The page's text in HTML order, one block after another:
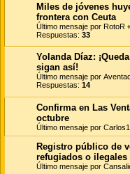
Miles de jóvenes
frontera con Ceuta
Último mensaje por RotoR
Respuestas: 33
Yolanda Díaz:
sigan así!
Último mensaje por
Respuestas: 14
Confirma en Las
octubre
Último mensaje por
Registro público de
refugiados o ilegales
Último mensaje por